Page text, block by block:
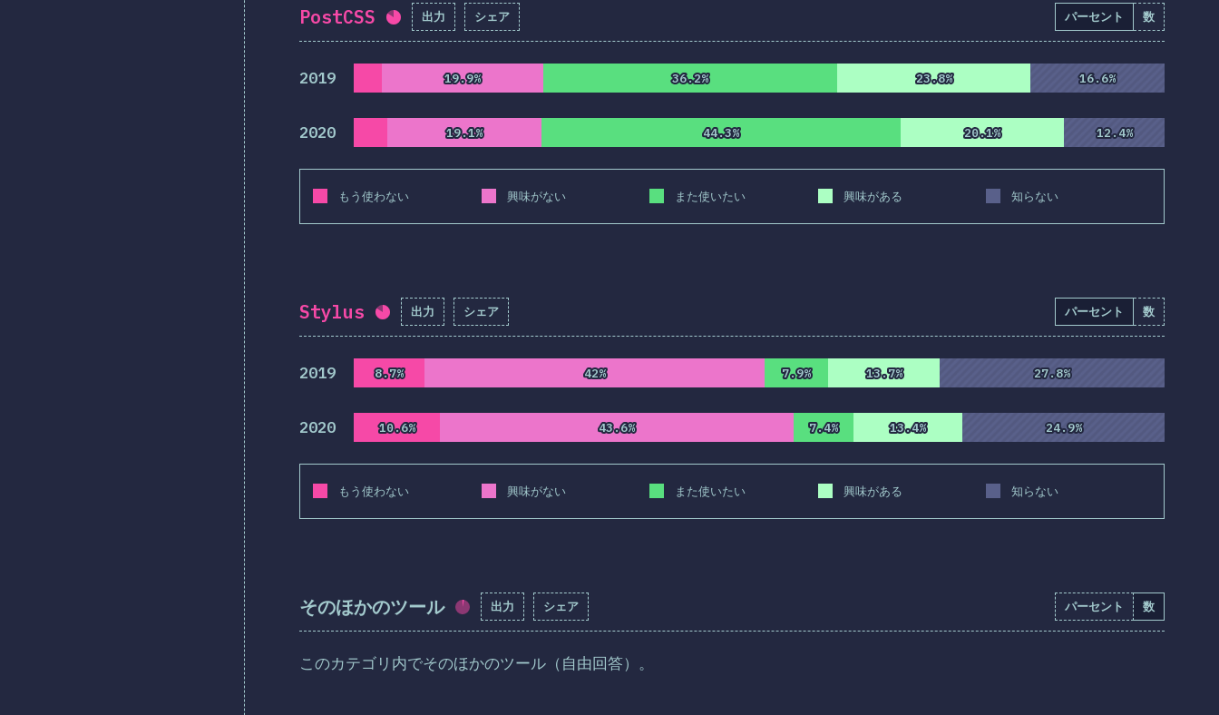
PostCSS 回答記入率： 82.3
出力 シェア パーセント 数
2019 19.9%
19.9% 36.2%
36.2% 23.8%
23.8% 16.6%
16.6%
2020 19.1%
19.1% 44.3%
44.3% 20.1%
20.1% 12.4%
12.4%
もう使わない 興味がない また使いたい 興味がある 知らない
Stylus 回答記入率： 82.2
出力 シェア パーセント 数
2019 8.7%
8.7% 42%
42% 7.9%
7.9% 13.7%
13.7% 27.8%
27.8%
2020 10.6%
10.6% 43.6%
43.6% 7.4%
7.4% 13.4%
13.4% 24.9%
24.9%
もう使わない 興味がない また使いたい 興味がある 知らない
そのほかのツール 回答記入率： 3.4
出力 シェア パーセント 数
このカテゴリ内でそのほかのツール（自由回答）。